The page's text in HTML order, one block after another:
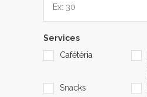
Services
Cafétéria
Snacks